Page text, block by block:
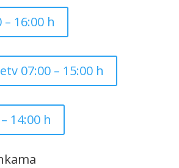
– 16:00 h
07:00 – 15:00 h
14:00 h